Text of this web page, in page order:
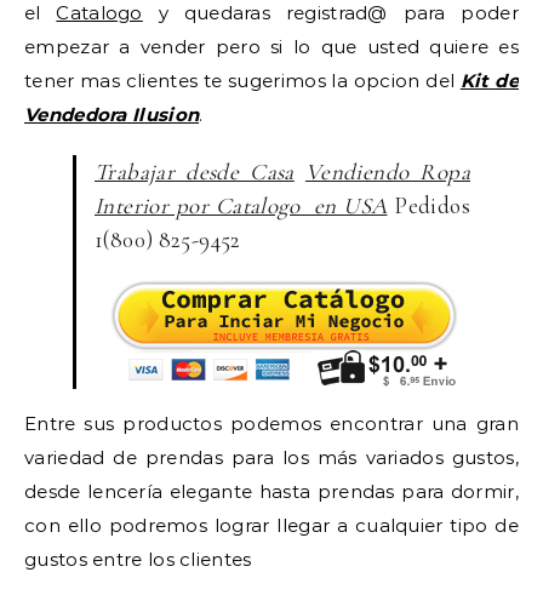
elCatalogo y quedaras registrad@ para poder
empezar a vender pero si lo que usted quiere es
tener mas clientes te sugerimos la opcion del Kit de
Vendedora Ilusion.
Trabajar desde Casa Vendiendo Ropa
Interior por Catalogo en USA Pedidos
1(800) 825-9452
Entre sus productos podemos encontrar una gran
variedad de prendas para los más variados gustos,
desde lencería elegante hasta prendas para dormir,
con ello podremos lograr llegar a cualquier tipo de
gustos entre los clientes